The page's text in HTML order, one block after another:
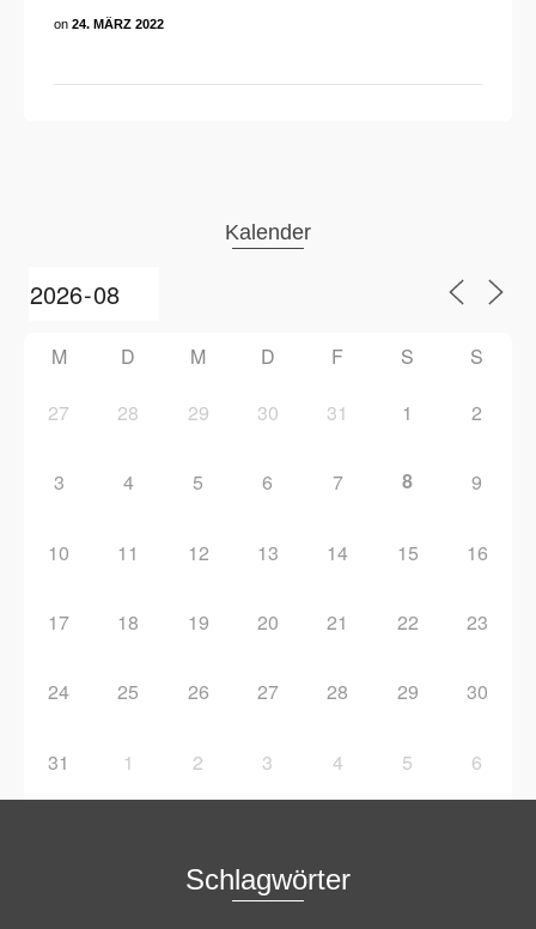
on 24. MÄRZ 2022
Kalender
M D M D F S S
27 28 29 30 31 1 2
3 4 5 6 7 8 9
10 11 12 13 14 15 16
17 18 19 20 21 22 23
24 25 26 27 28 29 30
31 1 2 3 4 5 6
Schlagwörter